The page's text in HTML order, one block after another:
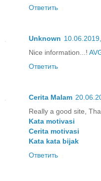
Ответить
Unknown
Nice information...!
Ответить
Cerita Malam
Really a good site,
Kata motivasi
Cerita motivasi
Kata kata bijak
Ответить